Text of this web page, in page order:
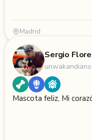
Madrid
Sergio
unwakandiano
Mascota feliz, Mi